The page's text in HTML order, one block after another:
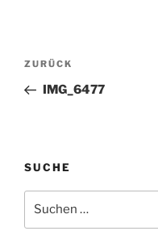
Beitragsnavigation
Vorheriger
Beitrag
ZURÜCK
IMG_6477
SUCHE
nach: